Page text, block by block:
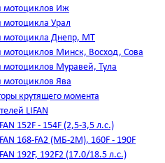
мотоциклов Иж
мотоцикла Урал
мотоцикла Днепр, МТ
мотоциклов Минск, Восход, Сова
мотоциклов Муравей, Тула
мотоциклов Ява
крутящего момента
LIFAN
152F - 154F (2,5-3,5 л.с.)
168-FA2 (МБ-2М), 160F - 190F
192F, 192F2 (17.0/18.5 л.с.)